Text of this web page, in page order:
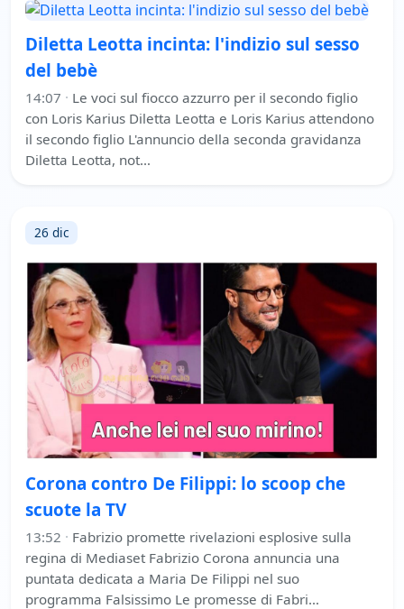
Diletta Leotta incinta: l'indizio sul sesso
del bebè
14:07 · Le voci sul fiocco azzurro per il secondo figlio
con Loris Karius Diletta Leotta e Loris Karius attendono
il secondo figlio L'annuncio della seconda gravidanza
Diletta Leotta, not…
26 dic
Corona contro De Filippi: lo scoop che
scuote la TV
13:52 · Fabrizio promette rivelazioni esplosive sulla
regina di Mediaset Fabrizio Corona annuncia una
puntata dedicata a Maria De Filippi nel suo
programma Falsissimo Le promesse di Fabri…